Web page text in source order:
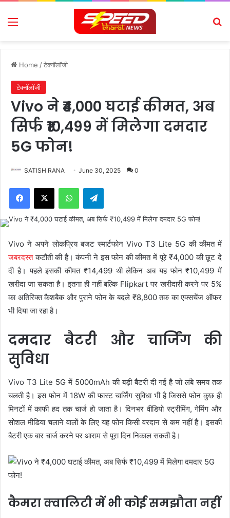
Menu
Home /टेक्नॉलॉजी
टेक्नॉलॉजी
Vivo ने ₹4,000 घटाई कीमत, अब
सिर्फ ₹10,499 में मिलेगा दमदार
5G फोन!
SATISH RANA June 30, 2025 0
Facebook
X WhatsAppTelegram
Vivo ने अपने लोकप्रिय बजट स्मार्टफोन Vivo T3 Lite 5G की कीमत में
जबरदस्तकटौती की है। कंपनी ने इस फोन की कीमत में पूरे ₹4,000 की छूट दे
दी है। पहले इसकी कीमत ₹14,499 थी लेकिन अब यह फोन ₹10,499 में
खरीदा जा सकता है। इतना ही नहीं बल्कि Flipkart पर खरीदारी करने पर 5%
का अतिरिक्त कैशबैक और पुराने फोन के बदले ₹8,800 तक का एक्सचेंज ऑफर
भी दिया जा रहा है।
दमदार बैटरी और चार्जिंग की
सुविधा
Vivo T3 Lite 5G में 5000mAh की बड़ी बैटरी दी गई है जो लंबे समय तक
चलती है। इस फोन में 18W की फास्ट चार्जिंग सुविधा भी है जिससे फोन कुछ ही
मिनटों में काफी हद तक चार्ज हो जाता है। दिनभर वीडियो स्ट्रीमिंग, गेमिंग और
सोशल मीडिया चलाने वालों के लिए यह फोन किसी वरदान से कम नहीं है। इसकी
बैटरी एक बार चार्ज करने पर आराम से पूरा दिन निकाल सकती है।
कैमरा क्वालिटी में भी कोई समझौता नहीं